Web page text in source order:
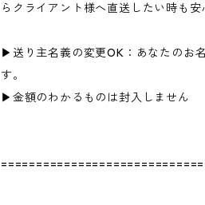
らクライアント様へ直送したい時も安
▶送り主名義の変更OK：あなたのお
す。
▶金額のわかるものは封入しません